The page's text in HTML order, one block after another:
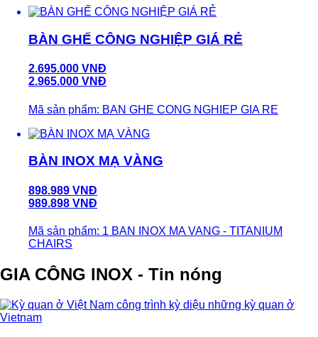
BÀN GHẾ CÔNG NGHIỆP GIÁ RẺ
2.695.000 VNĐ
2.965.000 VNĐ
Mã sản phẩm: BAN GHE CONG NGHIEP GIA RE
BÀN INOX MẠ VÀNG
898.989 VNĐ
989.898 VNĐ
Mã sản phẩm: 1 BAN INOX MA VANG - TITANIUM
CHAIRS
GIA CÔNG INOX - Tin nóng